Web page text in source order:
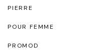
PIERRE
POUR FEMME
PROMOD